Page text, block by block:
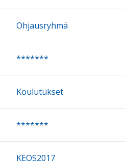
Ohjausryhmä
*******
Koulutukset
*******
KEOS2017